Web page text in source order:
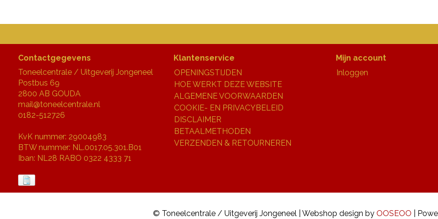
Contactgegevens
Toneelcentrale / Uitgeverij Jongeneel
Postbus 69
2800 AB GOUDA
mail@toneelcentrale.nl
0182-512726
KvK nummer: 29004983
BTW nummer: NL.0017.05.301.B01
Iban: NL28 RABO 0322 4333 71
Klantenservice
OPENINGSTIJDEN
HOE WERKT DEZE WEBSITE
ALGEMENE VOORWAARDEN
COOKIE- EN PRIVACYBELEID
DISCLAIMER
BETAALMETHODEN
VERZENDEN & RETOURNEREN
Mijn account
Inloggen
© Toneelcentrale / Uitgeverij Jongeneel | Webshop design by OOSEOO |